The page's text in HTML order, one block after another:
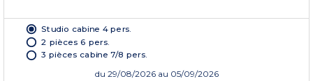
Studio cabine 4 pers.
2 pièces 6 pers.
3 pièces cabine 7/8 pers.
du 29/08/2026 au 05/09/2026